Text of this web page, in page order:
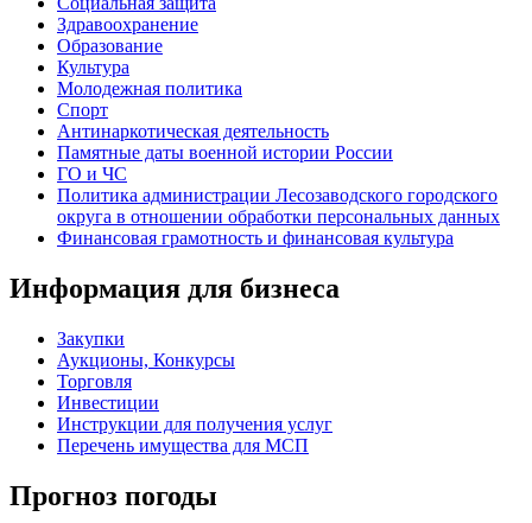
Здравоохранение
Образование
Культура
Молодежная политика
Спорт
Антинаркотическая деятельность
Памятные даты военной истории России
ГО и ЧС
Политика администрации Лесозаводского городского
округа в отношении обработки персональных данных
Финансовая грамотность и финансовая культура
Информация для бизнеса
Закупки
Аукционы, Конкурсы
Торговля
Инвестиции
Инструкции для получения услуг
Перечень имущества для МСП
Прогноз погоды